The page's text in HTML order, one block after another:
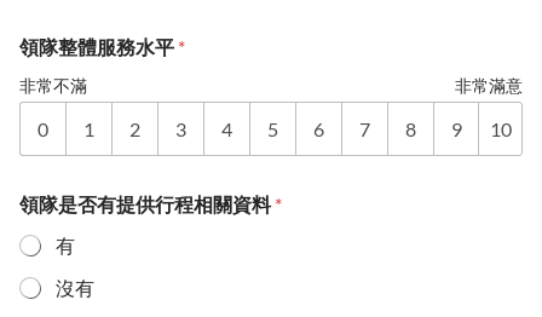
領隊整體服務水平 *
非常不滿 非常滿意
0 1 2 3 4 5 6 7 8 9 10
領隊是否有提供行程相關資料*
有
沒有